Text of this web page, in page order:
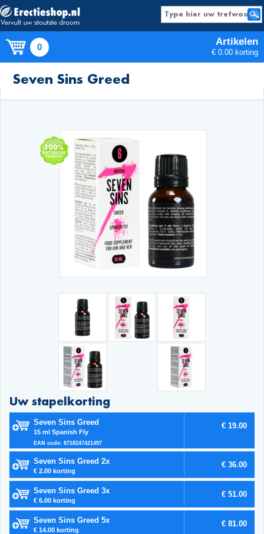
0 Artikelen
€ 0.00 korting
Producten
Seven Sins Greed
Uw stapelkorting
Seven Sins Greed
15 ml Spanish Fly
EAN code: 8718247421497
€ 19.00
Seven Sins Greed 2x
€ 2.00 korting
€ 36.00
Seven Sins Greed 3x
€ 6.00 korting
€ 51.00
Seven Sins Greed 5x
€ 14.00 korting
€ 81.00